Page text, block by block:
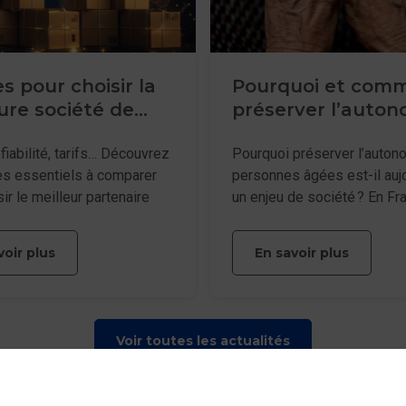
pour choisir la
société de
tarifs… Découvrez
essentiels à comparer
le meilleur partenaire
plus
Pourquoi et
préserver
Pourquoi préserver
personnes âgées est-il
un enjeu de société ? En
souhait légitime, mais qui
rester autonome, c’est
continuer à choisir sa vie,
En savoir plus
Voir toutes les actualités